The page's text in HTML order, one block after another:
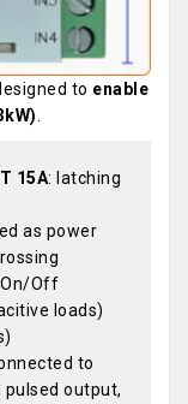
to enable
15A: latching
as power
Off
loads)
to
output,